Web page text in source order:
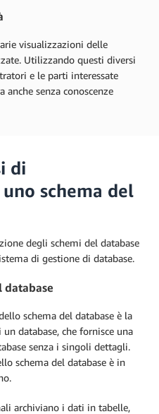
visualizzazioni delle
Utilizzando questi diversi
e le parti interessate
senza conoscenze
di
schema del
degli schemi del database
di gestione di database.
database
schema del database è la
database, che fornisce una
senza i singoli dettagli.
schema del database è in
archiviano i dati in tabelle,